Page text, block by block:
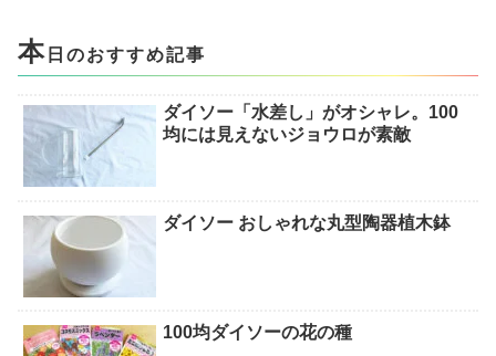
本 日のおすすめ記事
ダイソー「水差し」がオシャレ。100
均には見えないジョウロが素敵
ダイソー おしゃれな丸型陶器植木鉢
100均ダイソーの花の種